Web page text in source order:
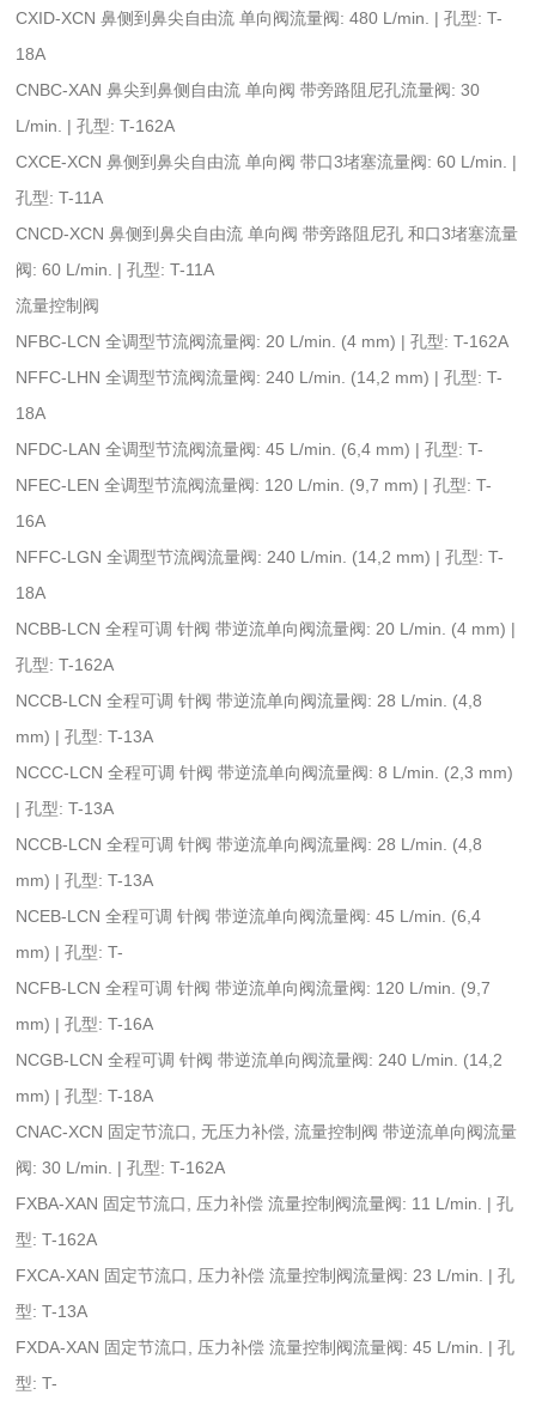
CXID-XCN 鼻侧到鼻尖自由流 单向阀流量阀: 480 L/min. | 孔型: T-
18A
CNBC-XAN 鼻尖到鼻侧自由流 单向阀 带旁路阻尼孔流量阀: 30
L/min. | 孔型: T-162A
CXCE-XCN 鼻侧到鼻尖自由流 单向阀 带口3堵塞流量阀: 60 L/min. |
孔型: T-11A
CNCD-XCN 鼻侧到鼻尖自由流 单向阀 带旁路阻尼孔 和口3堵塞流量
阀: 60 L/min. | 孔型: T-11A
流量控制阀
NFBC-LCN 全调型节流阀流量阀: 20 L/min. (4 mm) | 孔型: T-162A
NFFC-LHN 全调型节流阀流量阀: 240 L/min. (14,2 mm) | 孔型: T-
18A
NFDC-LAN 全调型节流阀流量阀: 45 L/min. (6,4 mm) | 孔型: T-
NFEC-LEN 全调型节流阀流量阀: 120 L/min. (9,7 mm) | 孔型: T-
16A
NFFC-LGN 全调型节流阀流量阀: 240 L/min. (14,2 mm) | 孔型: T-
18A
NCBB-LCN 全程可调 针阀 带逆流单向阀流量阀: 20 L/min. (4 mm) |
孔型: T-162A
NCCB-LCN 全程可调 针阀 带逆流单向阀流量阀: 28 L/min. (4,8
mm) | 孔型: T-13A
NCCC-LCN 全程可调 针阀 带逆流单向阀流量阀: 8 L/min. (2,3 mm)
| 孔型: T-13A
NCCB-LCN 全程可调 针阀 带逆流单向阀流量阀: 28 L/min. (4,8
mm) | 孔型: T-13A
NCEB-LCN 全程可调 针阀 带逆流单向阀流量阀: 45 L/min. (6,4
mm) | 孔型: T-
NCFB-LCN 全程可调 针阀 带逆流单向阀流量阀: 120 L/min. (9,7
mm) | 孔型: T-16A
NCGB-LCN 全程可调 针阀 带逆流单向阀流量阀: 240 L/min. (14,2
mm) | 孔型: T-18A
CNAC-XCN 固定节流口, 无压力补偿, 流量控制阀 带逆流单向阀流量
阀: 30 L/min. | 孔型: T-162A
FXBA-XAN 固定节流口, 压力补偿 流量控制阀流量阀: 11 L/min. | 孔
型: T-162A
FXCA-XAN 固定节流口, 压力补偿 流量控制阀流量阀: 23 L/min. | 孔
型: T-13A
FXDA-XAN 固定节流口, 压力补偿 流量控制阀流量阀: 45 L/min. | 孔
型: T-